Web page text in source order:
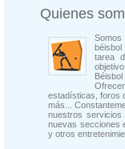
Quienes
tarea
estadísticas, foros
más...
nuestros servicios
nuevas secciones
y otros